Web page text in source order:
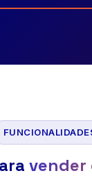
vender